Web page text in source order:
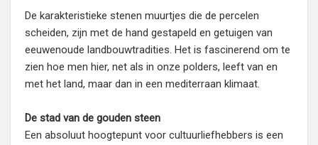
De karakteristieke stenen muurtjes die de percelen
scheiden, zijn met de hand gestapeld en getuigen van
eeuwenoude landbouwtradities. Het is fascinerend om te
zien hoe men hier, net als in onze polders, leeft van en
met het land, maar dan in een mediterraan klimaat.
De stad van de gouden steen
Een absoluut hoogtepunt voor cultuurliefhebbers is een